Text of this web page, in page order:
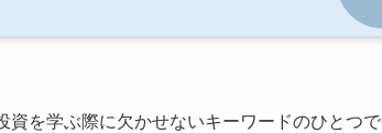
を学ぶ際に欠かせないキーワードのひとつで